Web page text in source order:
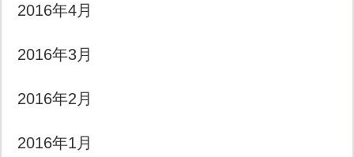
2016年4月
2016年3月
2016年2月
2016年1月